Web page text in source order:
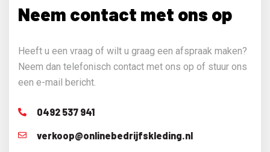
Neem contact met ons op
Heeft u een vraag of wilt u graag een afspraak maken?
Neem dan telefonisch contact met ons op of stuur ons
een e-mail bericht.
0492 537 941
verkoop@onlinebedrijfskleding.nl